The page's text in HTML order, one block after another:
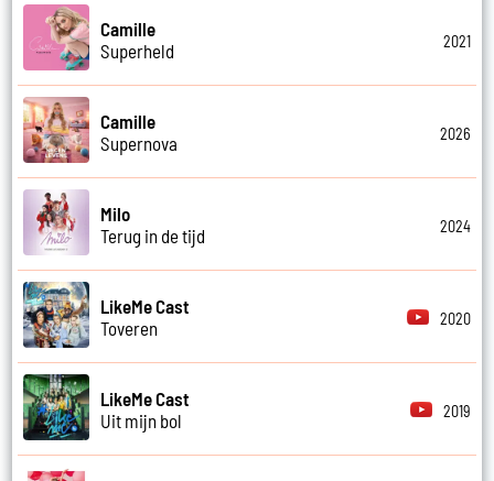
Camille
Superheld
2021
Camille
Supernova
2026
Milo
Terug in de tijd
2024
LikeMe Cast
Toveren
2020
LikeMe Cast
Uit mijn bol
2019